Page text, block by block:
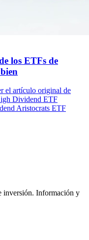
los ETFs de
el artículo original de
Dividend ETF
Aristocrats ETF
inversión. Información y